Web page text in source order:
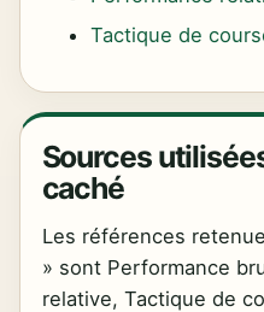
Tactique de
Sources
caché
Les références
» sont Performance
relative, Tactique de